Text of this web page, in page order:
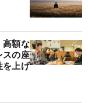
額な
スの座
を上げ